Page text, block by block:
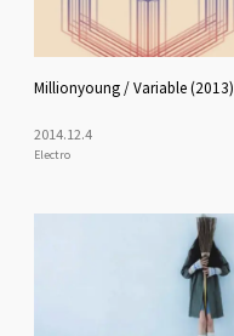
Millionyoung / Variable (2013)
2014.12.4
Electro